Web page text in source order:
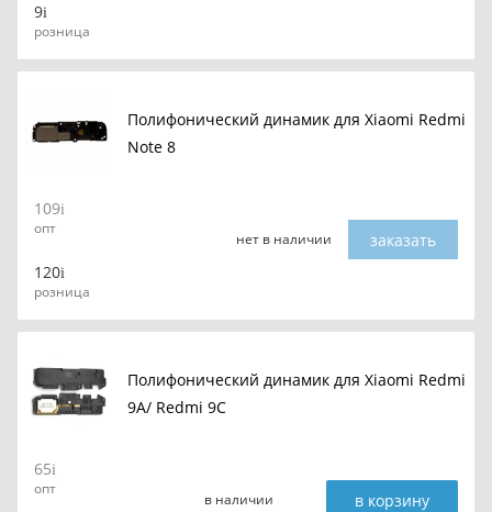
9
розница
Полифонический динамик для Xiaomi Redmi
Note 8
109
опт
120
розница
нет в наличии заказать
Полифонический динамик для Xiaomi Redmi
9A/ Redmi 9C
65
опт
в наличии в корзину